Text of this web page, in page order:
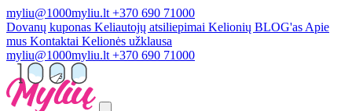
myliu@1000myliu.lt +370 690 71000
Dovanų kuponas Keliautojų atsiliepimai Kelionių BLOG'as Apie
mus Kontaktai Kelionės užklausa
myliu@1000myliu.lt +370 690 71000